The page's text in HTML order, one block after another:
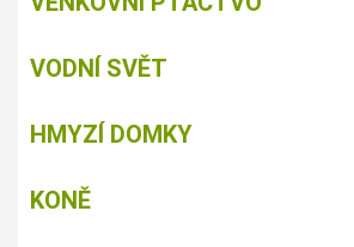
VODNÍ SVĚT
HMYZÍ DOMKY
KONĚ